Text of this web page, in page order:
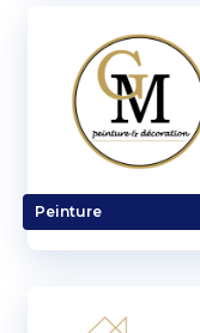
Peinture